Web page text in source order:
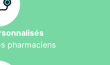
pharmaciens